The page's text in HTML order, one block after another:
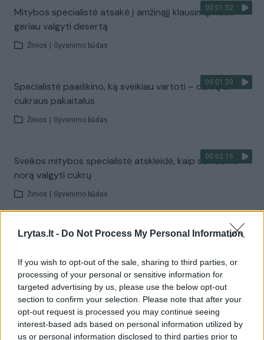
Lrytas.lt - Do Not Process My Personal Information
If you wish to opt-out of the sale, sharing to third parties, or
processing of your personal or sensitive information for
targeted advertising by us, please use the below opt-out
section to confirm your selection. Please note that after your
opt-out request is processed you may continue seeing
interest-based ads based on personal information utilized by
us or personal information disclosed to third parties prior to
00:01:52
Mitybos specialistė atsakė į amžinąjį klausimą, kada
geriau valgyti desertą
Žinios Gyvenimo būdas
00:01:39
Specialistė paaiškino, ką sveikiau vartoti – cukrų ar
cukraus pakaitalus
Žinios Gyvenimo būdas
00:02:16
Sveikos mitybos specialistė atskleidė, kaip sumažinti
norą valgyti cukrų
Žinios Gyvenimo būdas
00:02:23
Jei norite sulieknėti ir valgote daug vaisių, turite
Gyvenimo būdas
00:01:52
Paaiškino, kaip skaityti maisto etiketės ir suprasti, kada
produktas tampa desertu